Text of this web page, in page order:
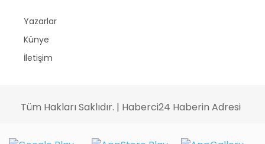
Yazarlar
Künye
İletişim
Tüm Hakları Saklıdır. | Haberci24 Haberin Adresi